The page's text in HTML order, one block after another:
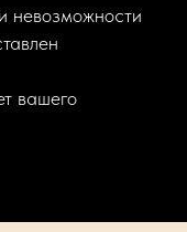
невозможности
вашего